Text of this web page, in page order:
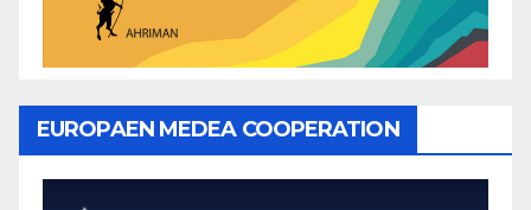
EUROPAEN MEDEA COOPERATION